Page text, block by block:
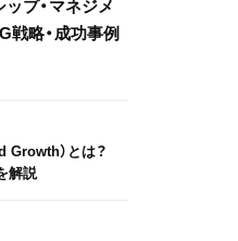
プ・マネジメ
戦略・成功事例
Growth）とは？
解説